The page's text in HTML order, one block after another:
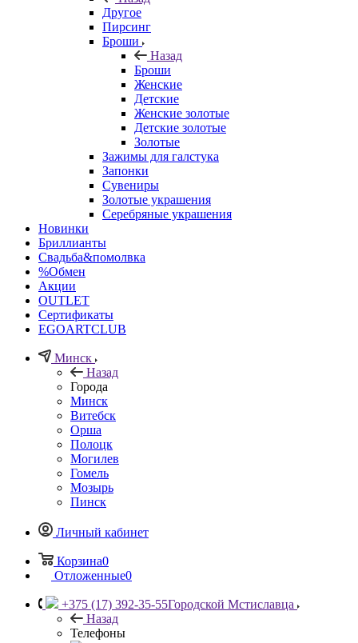
Другое
Пирсинг
Броши
Назад
Броши
Женские
Детские
Женские золотые
Детские золотые
Золотые
Зажимы для галстука
Запонки
Сувениры
Золотые украшения
Серебряные украшения
Новинки
Бриллианты
Свадьба&помолвка
%Обмен
Акции
OUTLET
Сертификаты
EGOARTCLUB
Минск
Назад
Города
Минск
Витебск
Орша
Полоцк
Могилев
Гомель
Мозырь
Пинск
Личный кабинет
Корзина0
Отложенные0
+375 (17) 392-35-55Городской Мстиславца
Назад
Телефоны